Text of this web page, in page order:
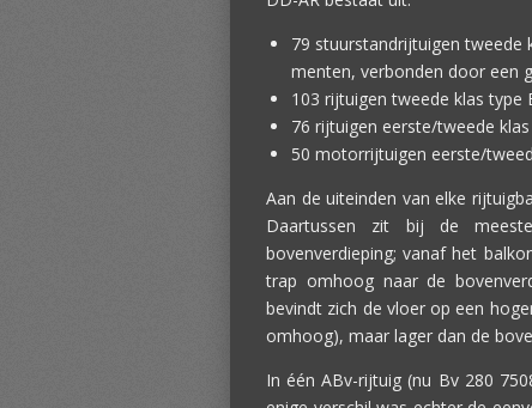
79 stuurstandrijtuigen tweede
menten, verbonden door een
103 rijtuigen tweede klas type
76 rijtuigen eerste/tweede
50 motorrijtuigen eerste/
Aan de uiteinden van elke
Daartussen zit bij de
bovenverdieping; vanaf het
trap omhoog naar de
bevindt zich de vloer op een
omhoog), maar lager dan de
In één ABv-rijtuig (nu Bv 280